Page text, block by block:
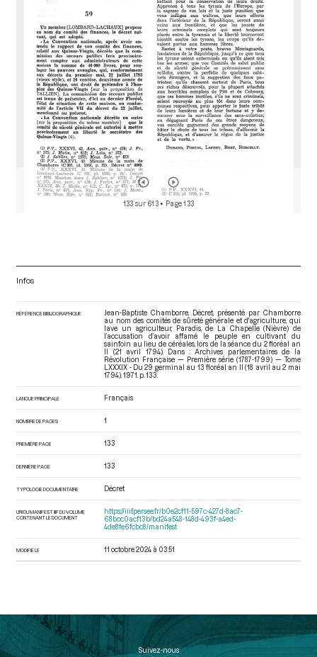
133 sur 613 • Page 133
Infos
RÉFÉRENCE BIBLIOGRAPHIQUE
Jean-Baptiste Chamborre. Décret, présenté par Chamborre
au nom des comités de sûreté générale et d'agriculture, qui
lave un agriculteur, Paradis, de La Chapelle (Nièvre) de
l’accusation d’avoir affamé le peuple en cultivant du
sainfoin au lieu de céréales, lors de la séance du 2 floréal an
II (21 avril 1794). Dans : Archives parlementaires de la
Révolution Française — Première série (1787-1799) — Tome
LXXXIX - Du 29 germinal au 13 floréal an II (18 avril au 2 mai
1794) . 1971. p. 133.
LANGUE PRINCIPALE Français
NOMBRE DE PAGES 1
PREMIÈRE PAGE 133
DERNIÈRE PAGE 133
TYPOLOGIE DOCUMENTAIRE Décret
URI DU MANIFEST IIIF DU VOLUME
CONTENANT LE DOCUMENT
https://iiif.persee.fr/b0e2cf11-597c-427d-8ac7-
68bcc0acf13b/bd24a548-148d-493f-a4ed-
4de8fe6fcbc8/manifest
MODIFIÉ LE 11 octobre 2024 à 03:51
Suivez-nous